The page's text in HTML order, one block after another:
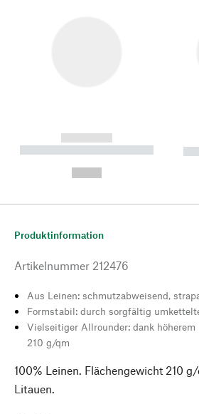
------------
----------- ----------- --------
Produktinformation
Artikelnummer 212476
Aus Leinen: schmutzabweisend,
Formstabil: durch sorgfältig
Vielseitiger Allrounder: dank höherem
210 g/qm
100% Leinen. Flächengewicht 210
Litauen.